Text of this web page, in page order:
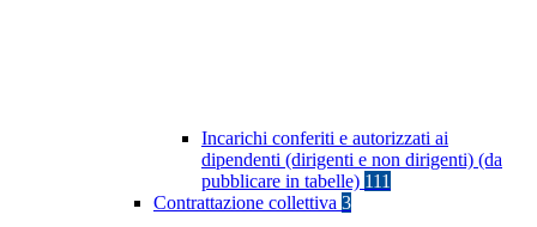
Incarichi conferiti e autorizzati ai
dipendenti (dirigenti e non dirigenti) (da
pubblicare in tabelle) 111
Contrattazione collettiva 3